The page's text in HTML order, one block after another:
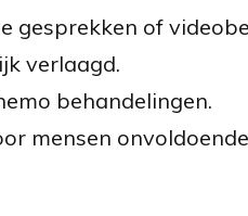
gesprekken of
verlaagd.
behandelingen.
mensen